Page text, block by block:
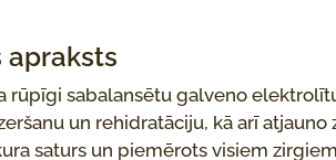
apraksts
rūpīgi sabalansētu galveno
un rehidratāciju, kā arī
saturs un piemērots visiem